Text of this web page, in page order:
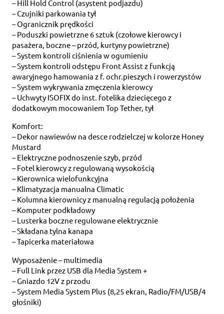
– Hill Hold Control (asystent podjazdu)
– Czujniki parkowania tył
– Ogranicznik prędkości
– Poduszki powietrzne 6 sztuk (czołowe kierowcy i
pasażera, boczne – przód, kurtyny powietrzne)
– System kontroli ciśnienia w ogumieniu
– System kontroli odstępu Front Assist z funkcją
awaryjnego hamowania z f. ochr.pieszych i rowerzystów
– System wykrywania zmęczenia kierowcy
– Uchwyty ISOFIX do inst. fotelika dziecięcego z
dodatkowym mocowaniem Top Tether, tył
Komfort:
– Dekor nawiewów na desce rodzielczej w kolorze Honey
Mustard
– Elektryczne podnoszenie szyb, przód
– Fotel kierowcy z regulowaną wysokością
– Kierownica wielofunkcyjna
– Klimatyzacja manualna Climatic
– Kolumna kierownicy z manualną regulacją położenia
– Komputer podkładowy
– Lusterka boczne regulowane elektrycznie
– Składana tylna kanapa
– Tapicerka materiałowa
Wyposażenie – multimedia
– Full Link przez USB dla Media System +
– Gniazdo 12V z przodu
– System Media System Plus (8,25 ekran, Radio/FM/USB/4
głośniki)